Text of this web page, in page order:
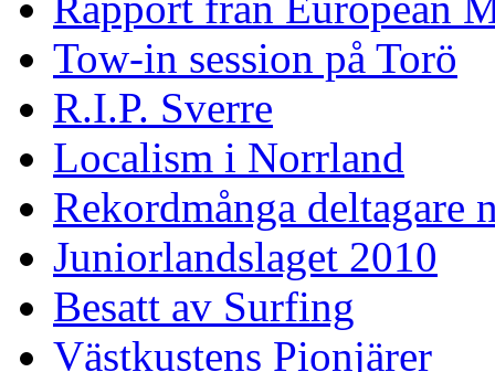
Tow-in session på Torö
R.I.P. Sverre
Localism i Norrland
Rekordmånga deltagare
Juniorlandslaget 2010
Besatt av Surfing
Västkustens Pionjärer